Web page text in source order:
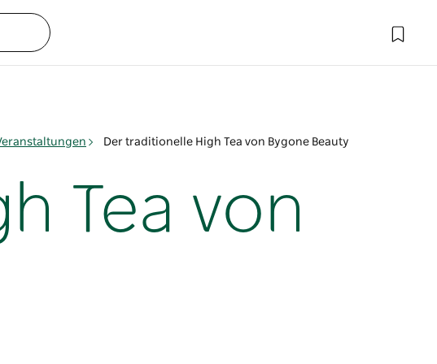
Der traditionelle High Tea von Bygone Beauty
Tea von